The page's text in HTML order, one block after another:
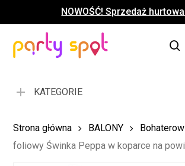
to
content
NOWOŚĆ! Sprzedaż
Koszyk
KATEGORIE
Strona główna BALONY
foliowy Świnka Peppa w koparce na